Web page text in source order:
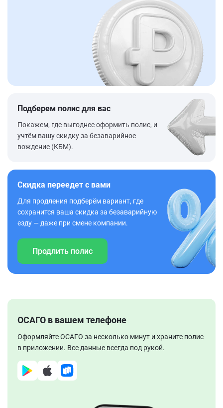
Подберем полис для вас
Покажем, где выгоднее оформить полис, и
учтём вашу скидку за безаварийное
вождение (КБМ).
Скидка переедет с вами
Для продления подберём вариант, где
сохранится ваша скидка за безаварийную
езду — даже при смене компании.
Продлить полис
ОСАГО в вашем телефоне
Оформляйте ОСАГО за несколько минут и храните полис
в приложении. Все данные всегда под рукой.